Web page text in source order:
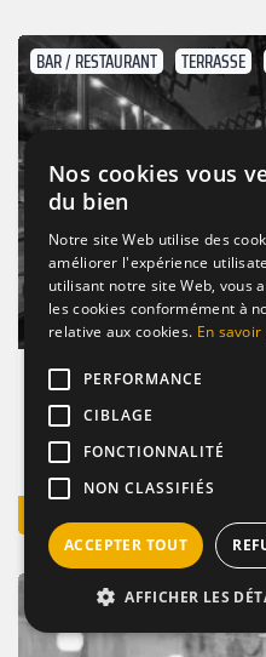
BAR / RESTAURANT TERRASSE
Précédent
Attitude Bar
Paris 11 (75011)
Nombre de places : 2-260 pers.
VOIR
RESTAURANT TAPAS VINS
Nos cookies vous
du bien
Notre site Web utilise des
améliorer l'expérience
utilisant notre site Web, vous
les cookies conformément à
relative aux cookies. En savoir
PERFORMANCE
CIBLAGE
FONCTIONNALITÉ
NON CLASSIFIÉS
ACCEPTER TOUT
AFFICHER LES